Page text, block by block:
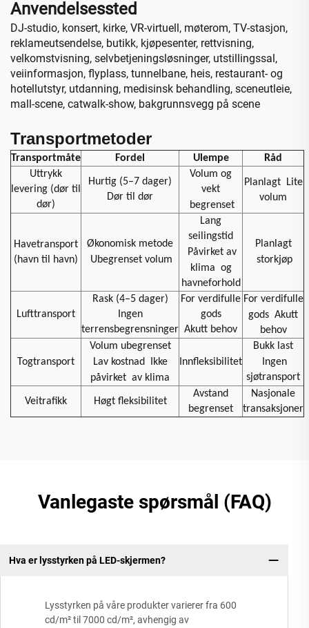
Anvendelsessted
DJ-studio, konsert, kirke, VR-virtuell, møterom, TV-stasjon,
reklameutsendelse, butikk, kjøpesenter, rettvisning,
velkomstvisning, selvbetjeningsløsninger, utstillingssal,
veiinformasjon, flyplass, tunnelbane, heis, restaurant- og
hotellutstyr, utdanning, medisinsk behandling, sceneutleie,
mall-scene, catwalk-show, bakgrunnsvegg på scene
Transportmetoder
Transportmåte Fordel Ulempe
Råd
Uttrykk
levering (dør til
dør)
Hurtig (5–7 dager)
Dør til dør
Volum og
vekt
begrenset
Planlagt
Lite
volum
Havetransport
(havn til havn)
Økonomisk metode
Ubegrenset volum
Lang
seilingstid
Påvirket av
klima og
havneforhold
Planlagt
storkjøp
Lufttransport
Rask (4–5 dager)
Ingen
terrensbegrensninger
For verdifulle
gods
Akutt behov
For verdifulle
gods Akutt
behov
Togtransport
Volum ubegrenset
Lav kostnad
Ikke
påvirket av klima
Innfleksibilitet
Bukk last
Ingen
sjøtransport
Veitrafikk Høgt fleksibilitet
Avstand
begrenset
Nasjonale
transaksjoner
Vanlegaste spørsmål (FAQ)
Hva er lysstyrken på LED-skjermen?
Lysstyrken på våre produkter varierer fra 600
cd/m² til 7000 cd/m², avhengig av